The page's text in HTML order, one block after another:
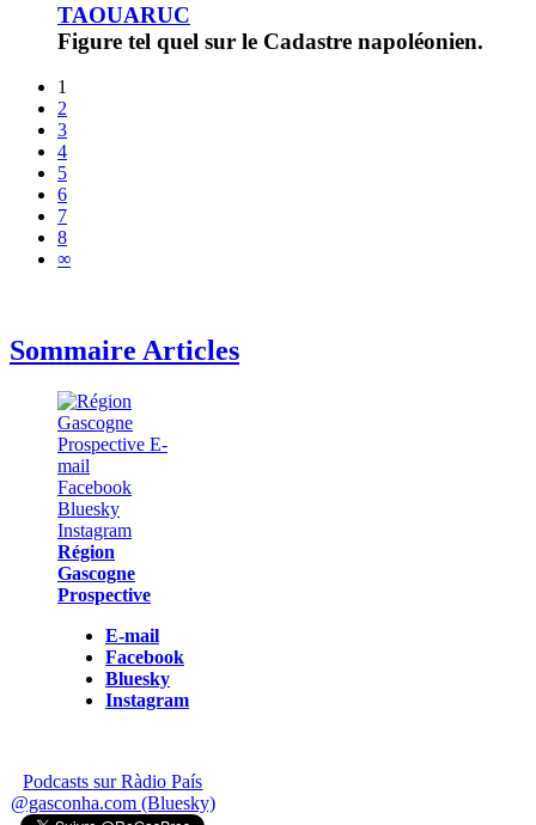
TAOUARUC
Figure tel quel sur le Cadastre napoléonien.
1
2
3
4
5
6
7
8
∞
Sommaire Articles
Région
Gascogne
Prospective
E-mail
Facebook
Bluesky
Instagram
Podcasts sur Ràdio País
@gasconha.com (Bluesky)